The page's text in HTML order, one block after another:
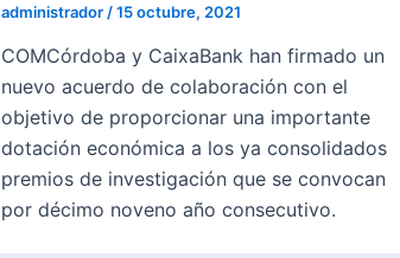
administrador /15 octubre, 2021
COMCórdoba y CaixaBank han firmado un
nuevo acuerdo de colaboración con el
objetivo de proporcionar una importante
dotación económica a los ya consolidados
premios de investigación que se convocan
por décimo noveno año consecutivo.